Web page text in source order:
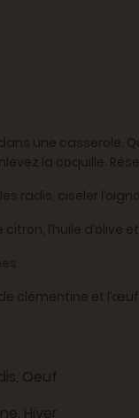
une casserole.
la coquille.
radis, ciseler
l’huile
clémentine et
Oeuf
Hiver